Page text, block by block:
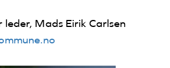
leder, Mads Eirik Carlsen